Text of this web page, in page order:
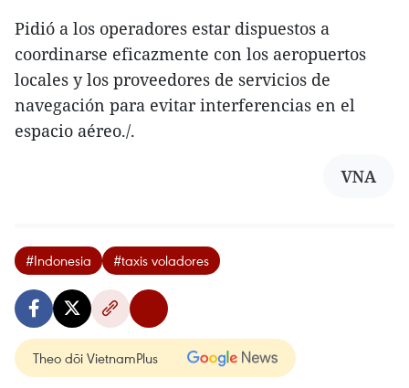
Pidió a los operadores estar dispuestos a
coordinarse eficazmente con los aeropuertos
locales y los proveedores de servicios de
navegación para evitar interferencias en el
espacio aéreo./.
VNA
#Indonesia #taxis voladores
Theo dõi VietnamPlus